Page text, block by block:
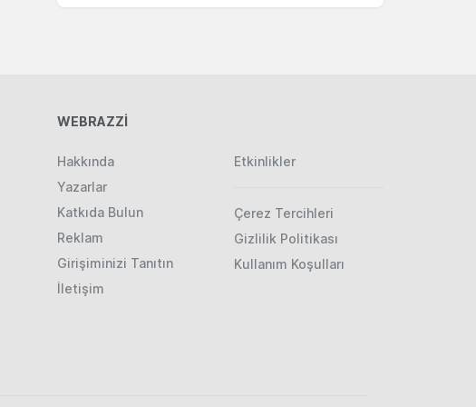
WEBRAZZİ
Hakkında
Yazarlar
Katkıda Bulun
Reklam
Girişiminizi Tanıtın
İletişim
Etkinlikler
Çerez Tercihleri
Gizlilik Politikası
Kullanım Koşulları